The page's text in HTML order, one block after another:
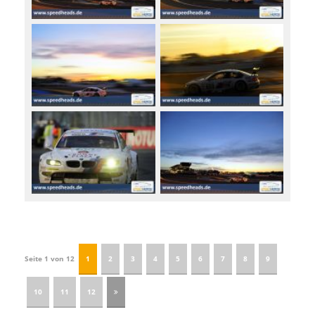
Seite 1 von 12 1 2 3 4 5 6 7 8 9
10 11 12